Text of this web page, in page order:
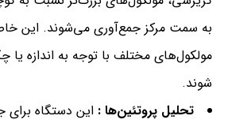
به سمت مرکز جمع‌آوری می‌شوند. این
مولکول‌های مختلف با توجه به اندازه یا
شوند.
تحلیل پروتئین‌ها : این دستگاه برای